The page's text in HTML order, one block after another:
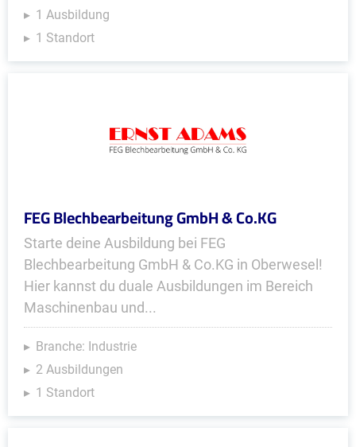
1 Ausbildung
1 Standort
FEG Blechbearbeitung GmbH & Co.KG
Starte deine Ausbildung bei FEG
Blechbearbeitung GmbH & Co.KG in Oberwesel!
Hier kannst du duale Ausbildungen im Bereich
Maschinenbau und...
Branche: Industrie
2 Ausbildungen
1 Standort